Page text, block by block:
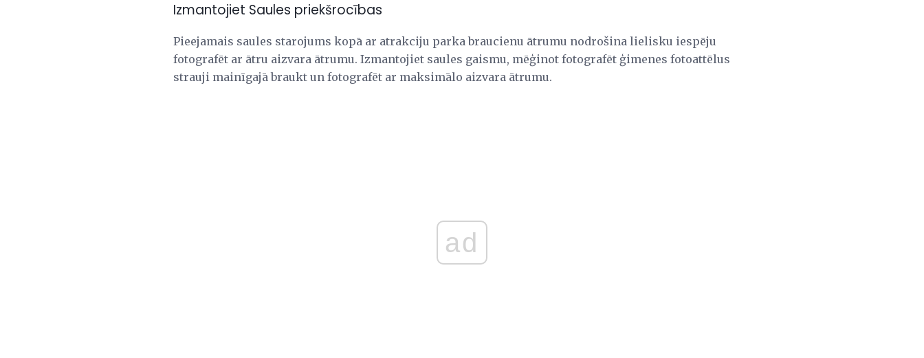
Izmantojiet Saules priekšrocības
Pieejamais saules starojums kopā ar atrakciju parka braucienu ātrumu nodrošina lielisku iespēju
fotografēt ar ātru aizvara ātrumu. Izmantojiet saules gaismu, mēģinot fotografēt ģimenes fotoattēlus
strauji mainīgajā braukt un fotografēt ar maksimālo aizvara ātrumu.
ad